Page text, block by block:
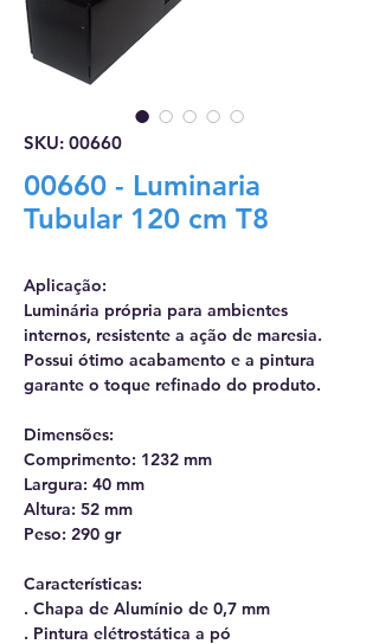
SKU: 00660
00660 - Luminaria
Tubular 120 cm T8
Aplicação:
Luminária própria para ambientes
internos, resistente a ação de maresia.
Possui ótimo acabamento e a pintura
garante o toque refinado do produto.
Dimensões:
Comprimento: 1232 mm
Largura: 40 mm
Altura: 52 mm
Peso: 290 gr
Características:
. Chapa de Alumínio de 0,7 mm
. Pintura elétrostática a pó